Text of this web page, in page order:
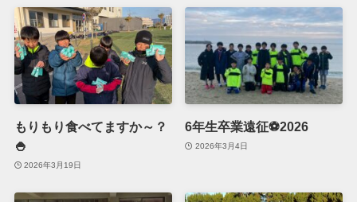
もりもり食べてますか～？
🍚
2026年3月19日
6年生卒業遠征⚽2026
2026年3月4日